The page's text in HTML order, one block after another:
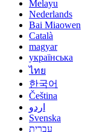
Melayu
Nederlands
Bai Miaowen
Català
magyar
українська
ไทย
한국어
Čeština
اردو
Svenska
עברית